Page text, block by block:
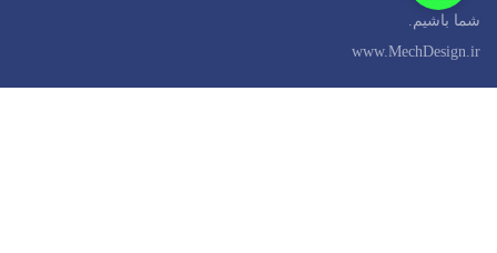
شما باشیم.
www.MechDesign.ir